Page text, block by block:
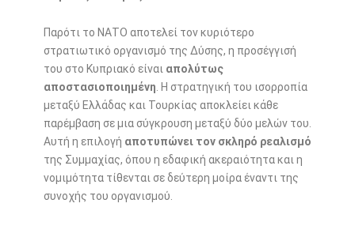
Παρότι το ΝΑΤΟ αποτελεί τον κυριότερο
στρατιωτικό οργανισμό της Δύσης, η προσέγγισή
του στο Κυπριακό είναι απολύτως
αποστασιοποιημένη . Η στρατηγική του ισορροπία
μεταξύ Ελλάδας και Τουρκίας αποκλείει κάθε
παρέμβαση σε μια σύγκρουση μεταξύ δύο μελών του.
Αυτή η επιλογή αποτυπώνει τον σκληρό ρεαλισμό
της Συμμαχίας, όπου η εδαφική ακεραιότητα και η
νομιμότητα τίθενται σε δεύτερη μοίρα έναντι της
συνοχής του οργανισμού.